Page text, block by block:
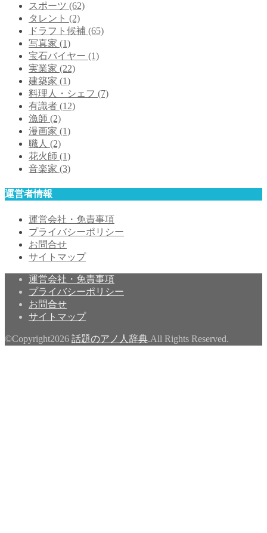
スポーツ (62)
タレント (2)
ドラフト候補 (65)
写真家 (1)
宝石バイヤー (1)
実業家 (22)
建築家 (1)
料理人・シェフ (7)
有識者 (12)
漁師 (2)
漫画家 (1)
職人 (2)
花火師 (1)
音楽家 (3)
運営者情報
運営会社・免責事項
プライバシーポリシー
お問合せ
サイトマップ
運営会社・免責事項
プライバシーポリシー
お問合せ
サイトマップ
©Copyright2026 話題のアノ人辞典.All Rights Reserved.